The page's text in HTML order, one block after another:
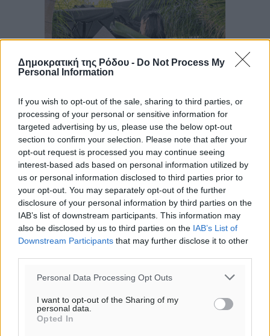
Δημοκρατική της Ρόδου - Do Not Process My
Personal Information
If you wish to opt-out of the sale, sharing to third parties, or
processing of your personal or sensitive information for
targeted advertising by us, please use the below opt-out
section to confirm your selection. Please note that after your
opt-out request is processed you may continue seeing
interest-based ads based on personal information utilized by
us or personal information disclosed to third parties prior to
your opt-out. You may separately opt-out of the further
disclosure of your personal information by third parties on the
IAB’s list of downstream participants. This information may
also be disclosed by us to third parties on the IAB’s List of
Downstream Participants that may further disclose it to other
Personal Data Processing Opt Outs
I want to opt-out of the Sharing of my
personal data.
Opted In
Ροή ειδήσεων
Νέα εποχή για το Νοσοκομείο Ρόδου: Έργα υποδομής,